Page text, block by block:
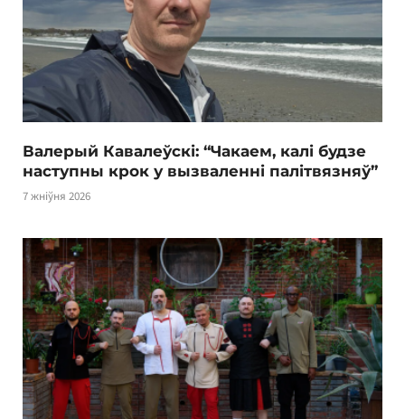
Валерый Кавалеўскі: “Чакаем, калі будзе
наступны крок у вызваленні палітвязняў”
7 жніўня 2026